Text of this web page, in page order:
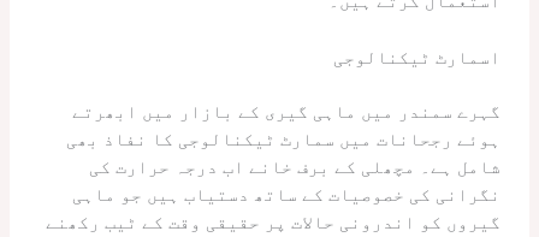
اسمارٹ ٹیکنالوجی
گہرے سمندر میں ماہی گیری کے بازار میں ابھرتے
ہوئے رجحانات میں سمارٹ ٹیکنالوجی کا نفاذ بھی
شامل ہے۔ مچھلی کے برف خانے اب درجہ حرارت کی
نگرانی کی خصوصیات کے ساتھ دستیاب ہیں جو ماہی
گیروں کو اندرونی حالات پر حقیقی وقت کے ٹیب رکھنے